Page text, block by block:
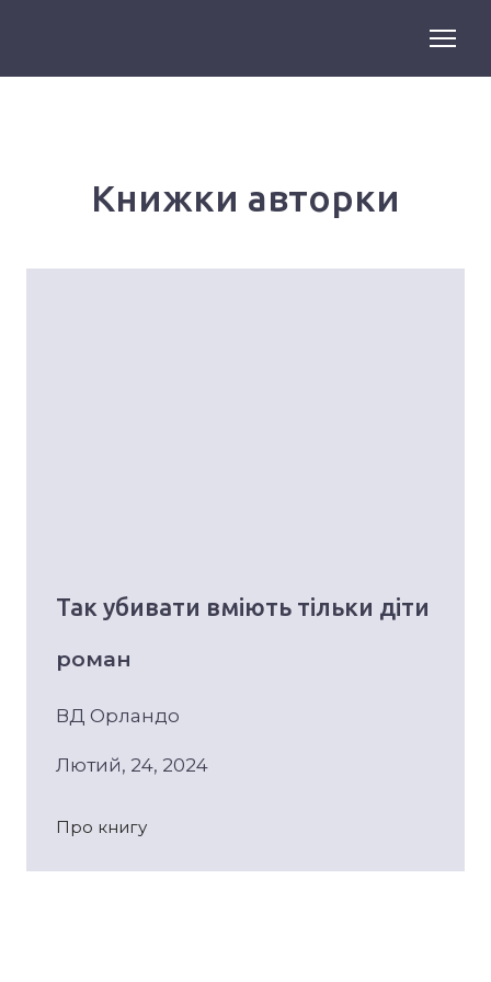
Книжки авторки
Так убивати вміють тільки діти
роман
ВД Орландо
Лютий, 24, 2024
Про книгу